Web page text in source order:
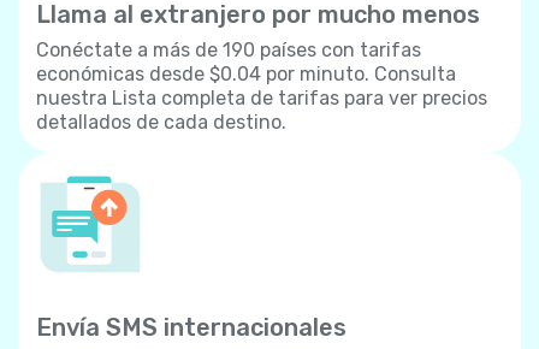
Llama al extranjero por mucho menos
Conéctate a más de 190 países con tarifas
económicas desde $0.04 por minuto. Consulta
nuestra Lista completa de tarifas para ver precios
detallados de cada destino.
Envía SMS internacionales